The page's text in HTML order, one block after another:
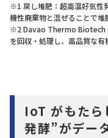
※1 戻し堆肥：超高温好気性
機性廃棄物と混ぜることで堆
※2 Davao Thermo Biotech
を回収・処理し、高品質な有
IoT がもたら
発酵”がデー